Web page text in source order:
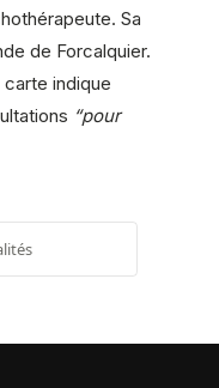
Sa
de Forcalquier.
indique
“pour